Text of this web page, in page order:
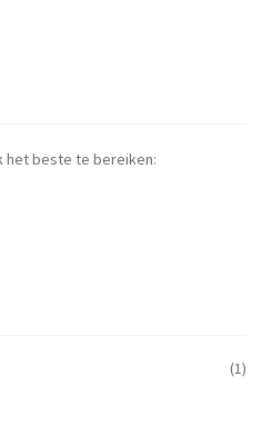
het beste te bereiken:
(1)